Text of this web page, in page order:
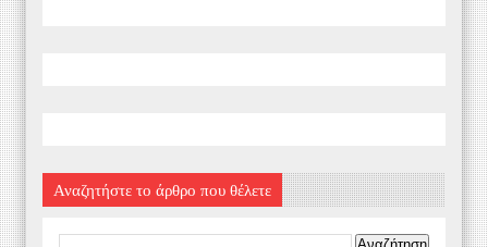
Αναζητήστε το άρθρο που θέλετε